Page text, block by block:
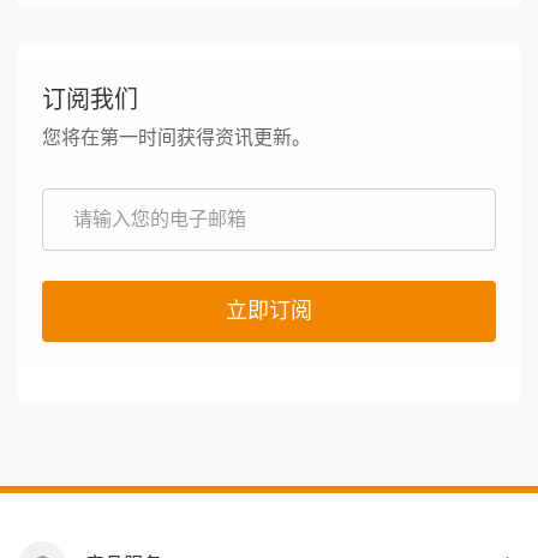
订阅我们
您将在第一时间获得资讯更新。
立即订阅